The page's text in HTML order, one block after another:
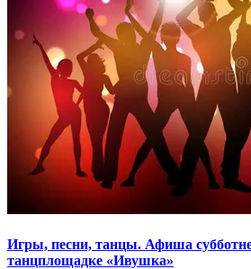
Игры, песни, танцы. Афиша
танцплощадке «Ивушка»